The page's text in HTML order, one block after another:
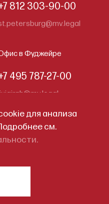
812 303-90-00
в Фуджейре
495 787-27-00
для анализа
см.